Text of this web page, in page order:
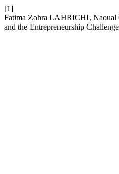
[1]
Fatima Zohra LAHRICHI, Naoual
and the Entrepreneurship